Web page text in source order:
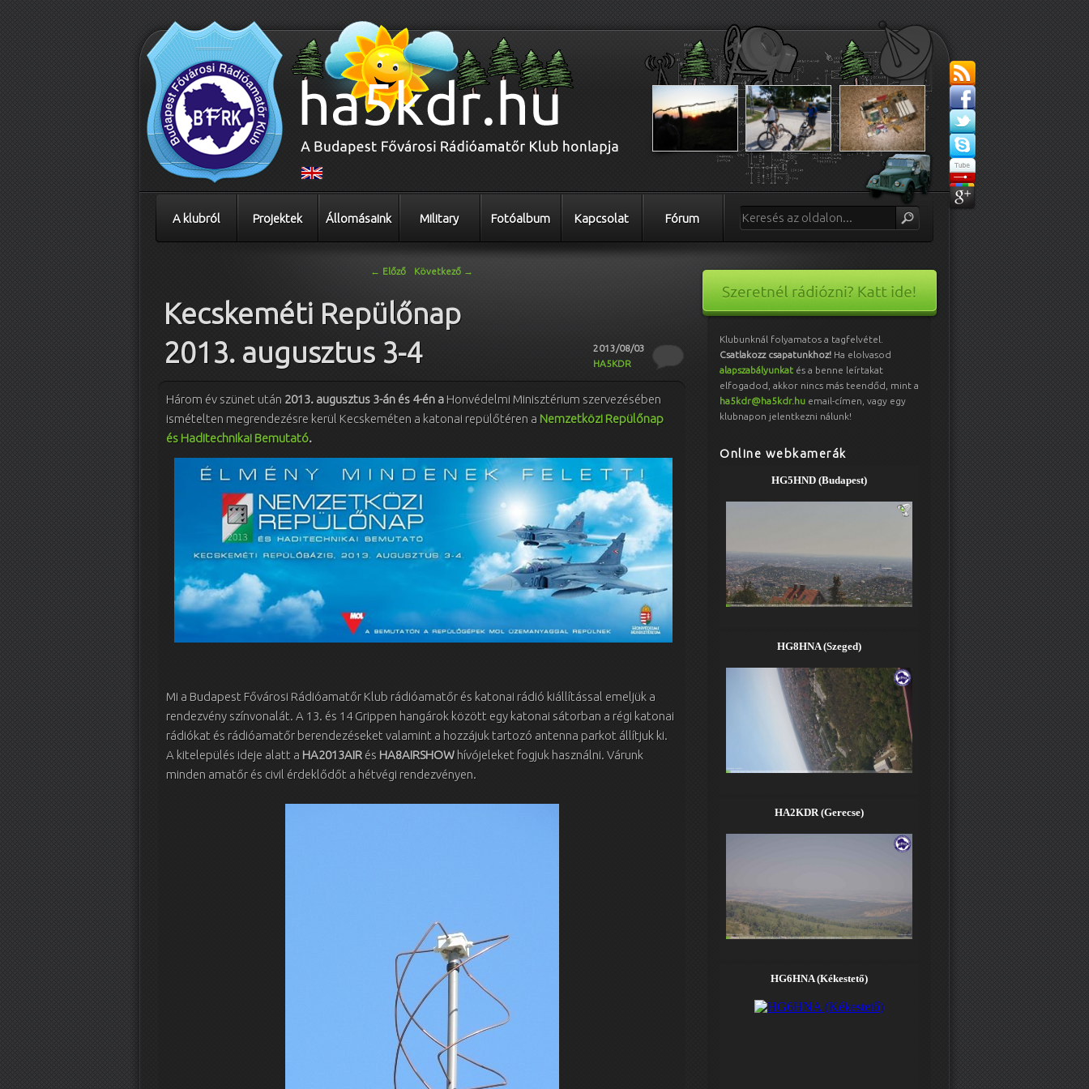
A klubról Projektek Állomásaink Military Fotóalbum Kapcsolat Fórum
← Előző Következő →
Kecskeméti Repülőnap
2013. augusztus 3-4
2013/08/03
HA5KDR
Három év szünet után 2013. augusztus 3-án és 4-én a Honvédelmi Minisztérium szervezésében
ismételten megrendezésre kerül Kecskeméten a katonai repülőtéren a Nemzetközi Repülőnap
és Haditechnikai Bemutató.
Mi a Budapest Fővárosi Rádióamatőr Klub rádióamatőr és katonai rádió kiállítással emeljük a
rendezvény színvonalát. A 13. és 14 Grippen hangárok között egy katonai sátorban a régi katonai
rádiókat és rádióamatőr berendezéseket valamint a hozzájuk tartozó antenna parkot állítjuk ki.
A kitelepülés ideje alatt a HA2013AIR és HA8AIRSHOW hívójeleket fogjuk használni. Várunk
minden amatőr és civil érdeklődőt a hétvégi rendezvényen.
Klubunknál folyamatos a tagfelvétel.
Csatlakozz csapatunkhoz! Ha elolvasod
alapszabályunkat és a benne leírtakat
elfogadod, akkor nincs más teendőd, mint a
ha5kdr@ha5kdr.hu email-címen, vagy egy
klubnapon jelentkezni nálunk!
Online webkamerák